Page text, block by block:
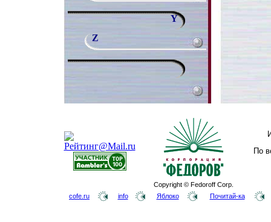
Y
Z
Copyright © Fedoroff Corp.
По
cofe.ru info Яблоко Почитай-ка